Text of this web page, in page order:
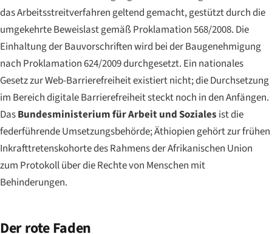
das Arbeitsstreitverfahren geltend gemacht, gestützt durch die
umgekehrte Beweislast gemäß Proklamation 568/2008. Die
Einhaltung der Bauvorschriften wird bei der Baugenehmigung
nach Proklamation 624/2009 durchgesetzt. Ein nationales
Gesetz zur Web-Barrierefreiheit existiert nicht; die Durchsetzung
im Bereich digitale Barrierefreiheit steckt noch in den Anfängen.
DasBundesministerium für Arbeit und Soziales ist die
federführende Umsetzungsbehörde; Äthiopien gehört zur frühen
Inkrafttretenskohorte des Rahmens der Afrikanischen Union
zum Protokoll über die Rechte von Menschen mit
Behinderungen.
Der rote Faden